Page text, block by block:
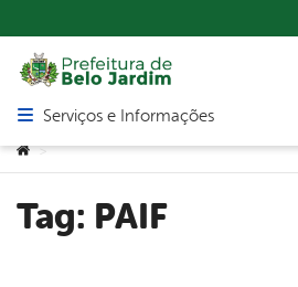
Abrir menu principal de navegação
Serviços e Informações
Você está aqui:
>
Tag: PAIF